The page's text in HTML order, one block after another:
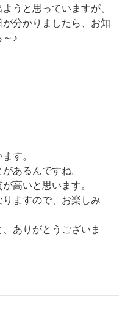
うと思っていますが、
分かりましたら、お知
～♪
す。
あるんですね。
高いと思います。
ますので、お楽しみ
ありがとうございま